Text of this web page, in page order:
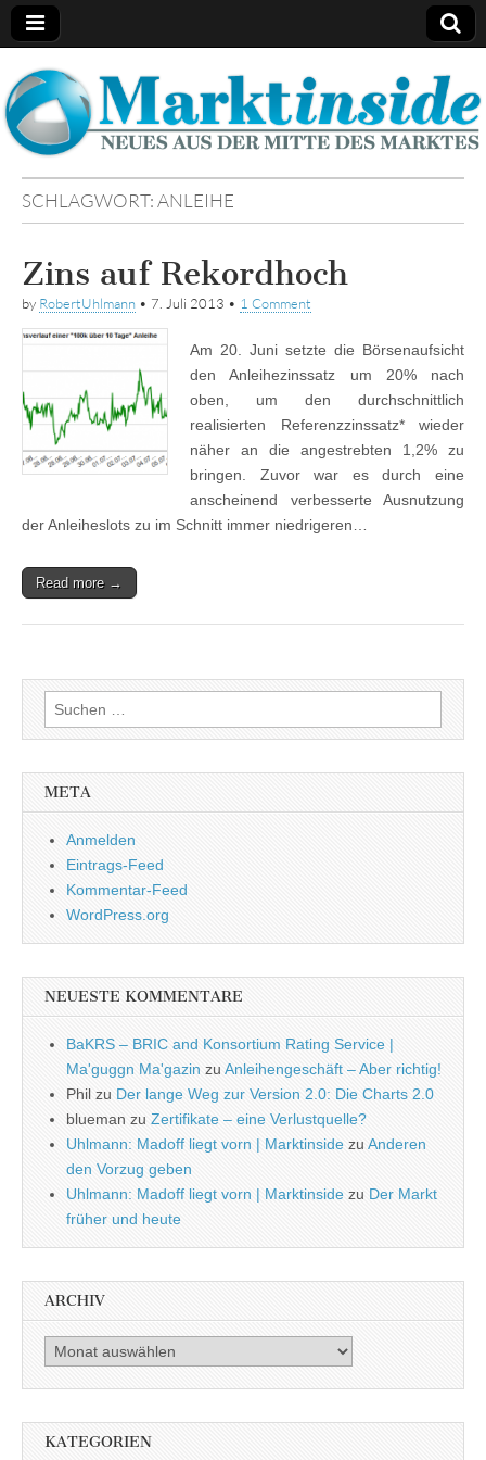
Marktinside
SCHLAGWORT:ANLEIHE
Zins auf Rekordhoch
by RobertUhlmann • 7. Juli 2013 • 1 Comment
Am 20. Juni setzte die Börsenaufsicht
den Anleihezinssatz um 20% nach
oben, um den durchschnittlich
realisierten Referenzzinssatz* wieder
näher an die angestrebten 1,2% zu
bringen. Zuvor war es durch eine
anscheinend verbesserte Ausnutzung
der Anleiheslots zu im Schnitt immer niedrigeren…
Read more →
Suchen
nach:
META
Anmelden
Eintrags-Feed
Kommentar-Feed
WordPress.org
NEUESTE KOMMENTARE
BaKRS – BRIC and Konsortium Rating Service |
Ma'guggn Ma'gazin zu Anleihengeschäft – Aber richtig!
Phil zu Der lange Weg zur Version 2.0: Die Charts 2.0
blueman zu Zertifikate – eine Verlustquelle?
Uhlmann: Madoff liegt vorn | Marktinside zu Anderen
den Vorzug geben
Uhlmann: Madoff liegt vorn | Marktinside zu Der Markt
früher und heute
ARCHIV
Archiv
KATEGORIEN